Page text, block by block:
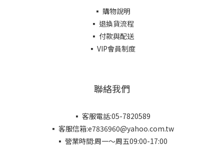
▪ 購物說明
▪ 退換貨流程
▪ 付款與配送
▪ VIP會員制度
聯絡我們
▪ 客服電話:05-7820589
▪ 客服信箱:e7836960@yahoo.com.tw
▪ 營業時間:周一～周五09:00-17:00